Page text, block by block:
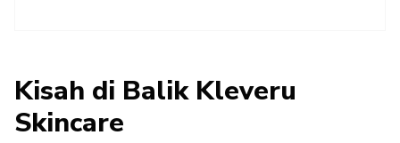
Kisah di Balik Kleveru
Skincare